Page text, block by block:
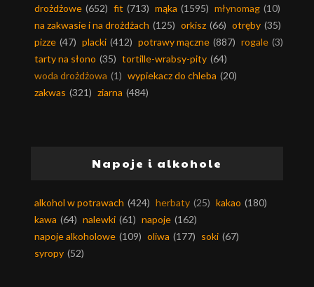
drożdżowe (652) fit (713) mąka (1595) młynomag (10)
na zakwasie i na drożdżach (125) orkisz (66) otręby (35)
pizze (47) placki (412) potrawy mączne (887) rogale (3)
tarty na słono (35) tortille-wrabsy-pity (64)
woda drożdżowa (1) wypiekacz do chleba (20)
zakwas (321) ziarna (484)
Napoje i alkohole
alkohol w potrawach (424) herbaty (25) kakao (180)
kawa (64) nalewki (61) napoje (162)
napoje alkoholowe (109) oliwa (177) soki (67)
syropy (52)